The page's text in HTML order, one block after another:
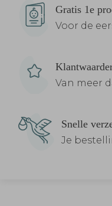
Gratis 1e
Voor de
Van meer
Snelle
Je